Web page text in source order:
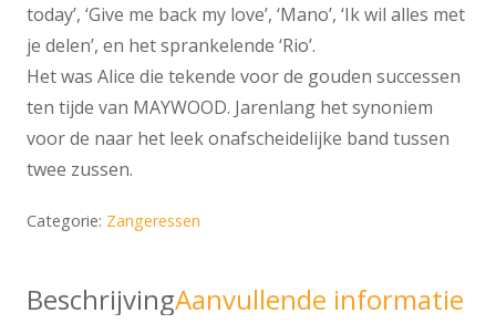
today’, ‘Give me back my love’, ‘Mano’, ‘Ik wil alles met
je delen’, en het sprankelende ‘Rio’.
Het was Alice die tekende voor de gouden successen
ten tijde van MAYWOOD. Jarenlang het synoniem
voor de naar het leek onafscheidelijke band tussen
twee zussen.
Categorie: Zangeressen
BeschrijvingAanvullende informatie